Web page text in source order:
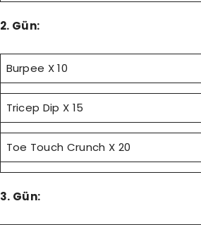
2. Gün:
Burpee X 10
Tricep Dip X 15
Toe Touch Crunch X 20
3. Gün: